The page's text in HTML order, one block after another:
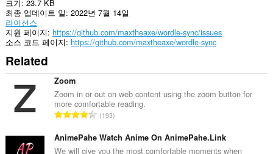
크기 23.7 KB
최종 업데이트 일 2022년 7월 14일
라이선스
지원 페이지 https://github.com/maxtheaxe/wordle-sync/issues
소스 코드 페이지 https://github.com/maxtheaxe/wordle-sync
Related
Zoom
Zoom in or out on web content using the zoom button for
more comfortable reading.
총
급
수
193
AnimePahe Watch Anime On AnimePahe.Link
We will give you the most comfortable moments when